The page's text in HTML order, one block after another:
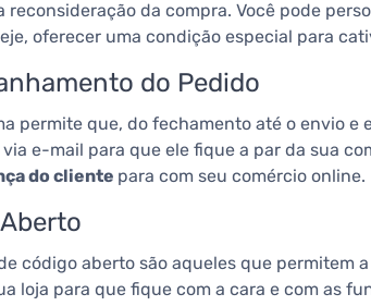
reconsideração da compra. Você pode
oferecer uma condição especial para
do Pedido
permite que, do fechamento até o envio e
e-mail para que ele fique a par da sua
do cliente para com seu comércio online.
código aberto são aqueles que permitem
loja para que fique com a cara e com as